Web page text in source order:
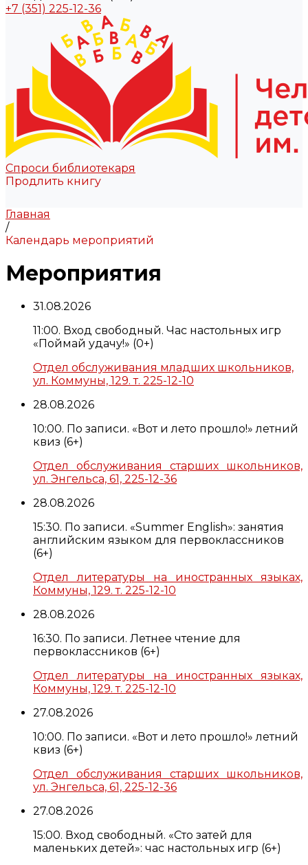
+7 (351) 225-12-36
Спроси библиотекаря
Продлить книгу
Главная
/
Календарь мероприятий
Мероприятия
31.08.2026
11:00. Вход свободный. Час настольных игр
«Поймай удачу!» (0+)
Отдел обслуживания младших школьников,
ул. Коммуны, 129. т. 225-12-10
28.08.2026
10:00. По записи. «Вот и лето прошло!» летний
квиз (6+)
Отдел обслуживания старших школьников,
ул. Энгельса, 61, 225-12-36
28.08.2026
15:30. По записи. «Summer English»: занятия
английским языком для первоклассников
(6+)
Отдел литературы на иностранных языках,
Коммуны, 129. т. 225-12-10
28.08.2026
16:30. По записи. Летнее чтение для
первоклассников (6+)
Отдел литературы на иностранных языках,
Коммуны, 129. т. 225-12-10
27.08.2026
10:00. По записи. «Вот и лето прошло!» летний
квиз (6+)
Отдел обслуживания старших школьников,
ул. Энгельса, 61, 225-12-36
27.08.2026
15:00. Вход свободный. «Сто затей для
маленьких детей»: час настольных игр (6+)